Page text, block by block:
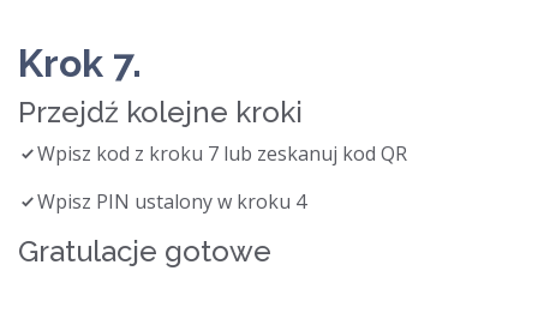
Krok 7.
Przejdź kolejne kroki
Wpisz kod z kroku 7 lub zeskanuj kod QR
Wpisz PIN ustalony w kroku 4
Gratulacje gotowe